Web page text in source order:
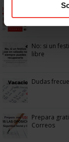
Ya os
No: si un
libre
Dudas
Prepara
Correos